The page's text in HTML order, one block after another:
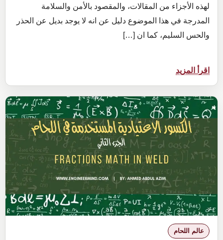
لهذه الأجزاء من المقالات، والمقصود بالأمن والسلامة
المدرجة في هذا الموضوع دليل عن انه لا يوجد بديل عن الحذر
والحس السليم، كما ان […]
اقرأ المزيد
الوقاية
من
الحروق
والضوء
في
أعمال
اللحام
الأمن
والسلامة
عالم اللحام